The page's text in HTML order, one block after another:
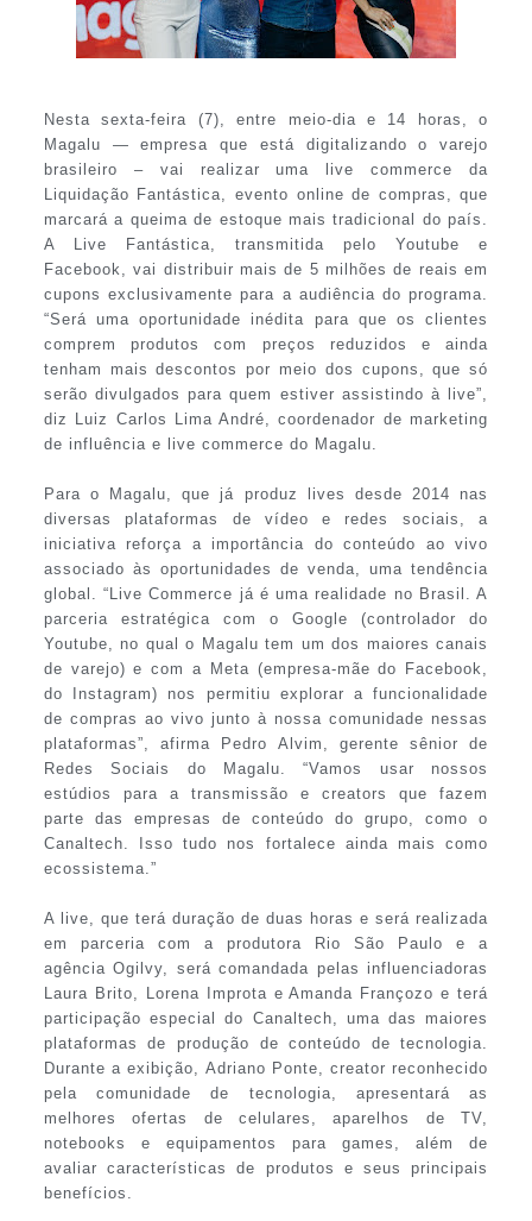
Nesta sexta-feira (7), entre meio-dia e 14 horas, o
Magalu — empresa que está digitalizando o varejo
brasileiro – vai realizar uma live commerce da
Liquidação Fantástica, evento online de compras, que
marcará a queima de estoque mais tradicional do país.
A Live Fantástica, transmitida pelo Youtube e
Facebook, vai distribuir mais de 5 milhões de reais em
cupons exclusivamente para a audiência do programa.
“Será uma oportunidade inédita para que os clientes
comprem produtos com preços reduzidos e ainda
tenham mais descontos por meio dos cupons, que só
serão divulgados para quem estiver assistindo à live”,
diz Luiz Carlos Lima André, coordenador de marketing
de influência e live commerce do Magalu.
Para o Magalu, que já produz lives desde 2014 nas
diversas plataformas de vídeo e redes sociais, a
iniciativa reforça a importância do conteúdo ao vivo
associado às oportunidades de venda, uma tendência
global. “Live Commerce já é uma realidade no Brasil. A
parceria estratégica com o Google (controlador do
Youtube, no qual o Magalu tem um dos maiores canais
de varejo) e com a Meta (empresa-mãe do Facebook,
do Instagram) nos permitiu explorar a funcionalidade
de compras ao vivo junto à nossa comunidade nessas
plataformas”, afirma Pedro Alvim, gerente sênior de
Redes Sociais do Magalu. “Vamos usar nossos
estúdios para a transmissão e creators que fazem
parte das empresas de conteúdo do grupo, como o
Canaltech. Isso tudo nos fortalece ainda mais como
ecossistema.”
A live, que terá duração de duas horas e será realizada
em parceria com a produtora Rio São Paulo e a
agência Ogilvy, será comandada pelas influenciadoras
Laura Brito, Lorena Improta e Amanda Françozo e terá
participação especial do Canaltech, uma das maiores
plataformas de produção de conteúdo de tecnologia.
Durante a exibição, Adriano Ponte, creator reconhecido
pela comunidade de tecnologia, apresentará as
melhores ofertas de celulares, aparelhos de TV,
notebooks e equipamentos para games, além de
avaliar características de produtos e seus principais
benefícios.